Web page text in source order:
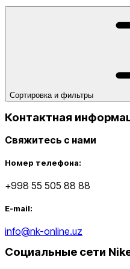
одеялаУтяжелители
до
Новинки
Сортировка и фильтры
Контактная
Свяжитесь с нами
Номер телефона:
+998 55 505 88 88
E-mail:
info@nk-online.uz
Социальные сети